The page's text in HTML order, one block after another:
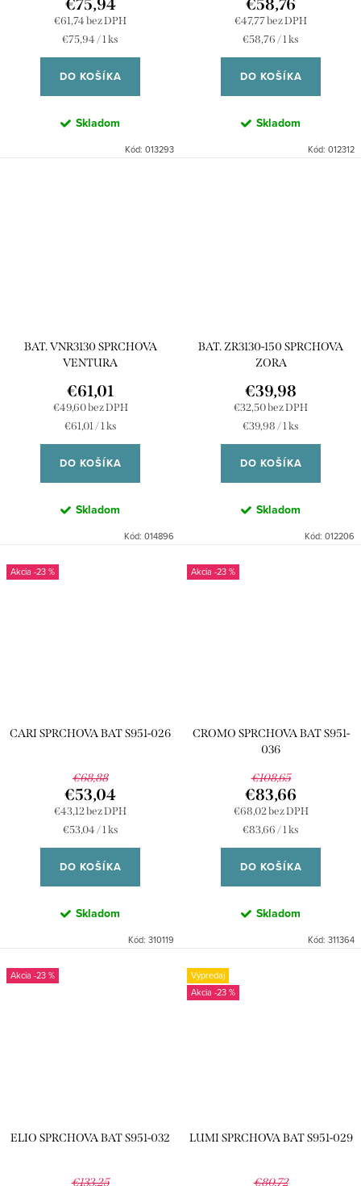
€61,74 bez DPH
Jednotková
€75,94 / 1 ks
DO KOŠÍKA
Skladom
Kód: 013293
€47,77 bez DPH
Jednotková
€58,76 / 1 ks
DO KOŠÍKA
Skladom
Kód: 012312
BAT. VNR3130 SPRCHOVA
VENTURA
€49,60 bez DPH
€61,01
Jednotková
cena:
€61,01 / 1 ks
DO KOŠÍKA
Skladom
Kód: 014896
BAT. ZR3130-150 SPRCHOVA
ZORA
€32,50 bez DPH
€39,98
Jednotková
cena:
€39,98 / 1 ks
DO KOŠÍKA
Skladom
Kód: 012206
-23 %
CARI SPRCHOVA BAT S951-026
€68,88
€43,12 bez DPH
€53,04
Jednotková
cena:
€53,04 / 1 ks
DO KOŠÍKA
Skladom
Kód: 310119
-23 %
CROMO SPRCHOVA BAT S951-
036
€108,65
€68,02 bez DPH
€83,66
Jednotková
cena:
€83,66 / 1 ks
DO KOŠÍKA
Skladom
Kód: 311364
-23 %
ELIO SPRCHOVA BAT S951-032
€133,25
Výpredaj
-23 %
LUMI SPRCHOVA BAT S951-029
€80,72